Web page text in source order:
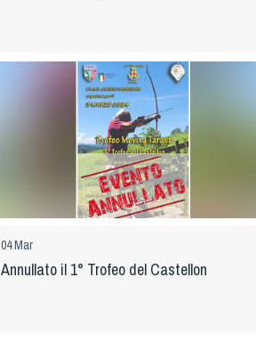
04 Mar
Annullato il 1° Trofeo del Castellon